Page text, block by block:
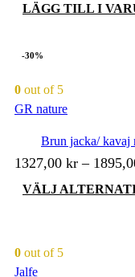
LÄGG TILL I
-30%
0 out of 5
GR nature
Brun jacka/ kavaj
1327,00 kr –
VÄLJ
0 out of 5
Jalfe